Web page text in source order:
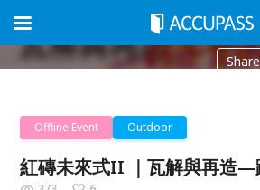
Share
Offline Event Outdoor
紅磚未來式II ｜瓦解與再造—